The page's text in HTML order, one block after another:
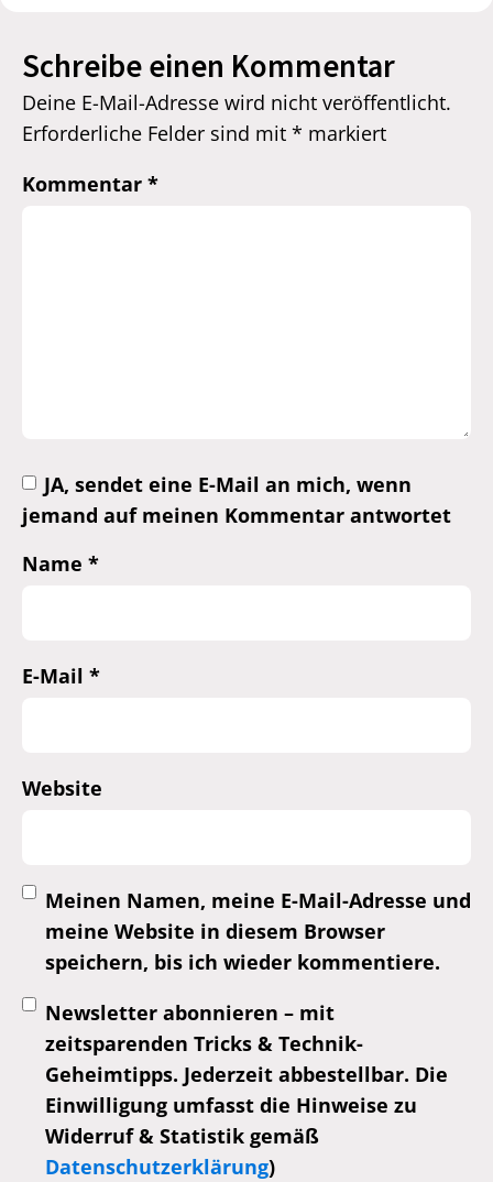
Schreibe einen Kommentar
Deine E-Mail-Adresse wird nicht veröffentlicht.
Erforderliche Felder sind mit * markiert
Kommentar *
JA, sendet eine E-Mail an mich, wenn
jemand auf meinen Kommentar antwortet
Name *
E-Mail *
Website
Meinen Namen, meine E-Mail-Adresse und
meine Website in diesem Browser
speichern, bis ich wieder kommentiere.
Newsletter abonnieren – mit
zeitsparenden Tricks & Technik-
Geheimtipps. Jederzeit abbestellbar. Die
Einwilligung umfasst die Hinweise zu
Widerruf & Statistik gemäß
Datenschutzerklärung)